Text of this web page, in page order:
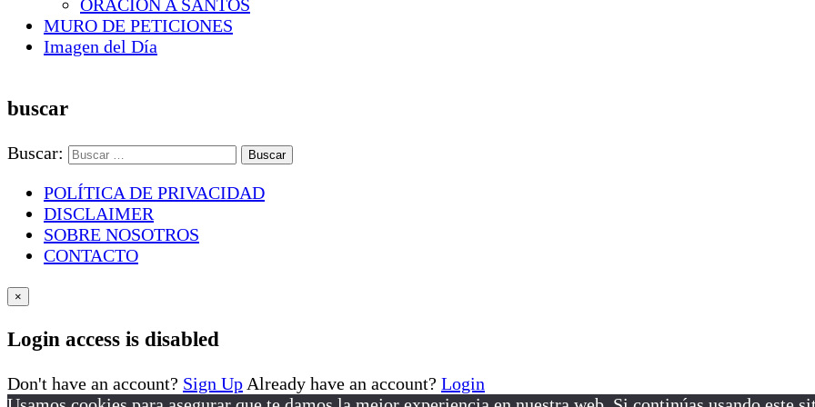
ORACION A SANTOS
MURO DE PETICIONES
Imagen del Día
buscar
Buscar:
POLÍTICA DE PRIVACIDAD
DISCLAIMER
SOBRE NOSOTROS
CONTACTO
×
Login access is disabled
Don't have an account? Sign Up Already have an account? Login